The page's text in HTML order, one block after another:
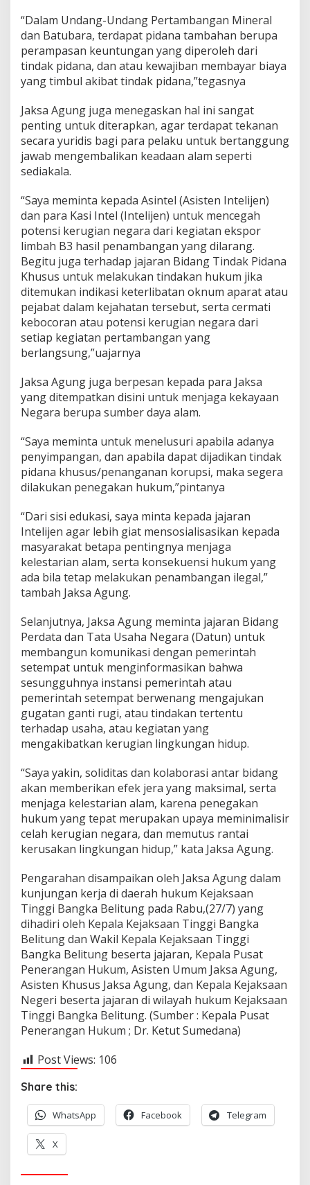
i
n
i
n
g
“Dalam Undang-Undang Pertambangan Mineral
dan Batubara, terdapat pidana tambahan berupa
perampasan keuntungan yang diperoleh dari
tindak pidana, dan atau kewajiban membayar biaya
yang timbul akibat tindak pidana,”tegasnya
Jaksa Agung juga menegaskan hal ini sangat
penting untuk diterapkan, agar terdapat tekanan
secara yuridis bagi para pelaku untuk bertanggung
jawab mengembalikan keadaan alam seperti
sediakala.
“Saya meminta kepada Asintel (Asisten Intelijen)
dan para Kasi Intel (Intelijen) untuk mencegah
potensi kerugian negara dari kegiatan ekspor
limbah B3 hasil penambangan yang dilarang.
Begitu juga terhadap jajaran Bidang Tindak Pidana
Khusus untuk melakukan tindakan hukum jika
ditemukan indikasi keterlibatan oknum aparat atau
pejabat dalam kejahatan tersebut, serta cermati
kebocoran atau potensi kerugian negara dari
setiap kegiatan pertambangan yang
berlangsung,”uajarnya
Jaksa Agung juga berpesan kepada para Jaksa
yang ditempatkan disini untuk menjaga kekayaan
Negara berupa sumber daya alam.
“Saya meminta untuk menelusuri apabila adanya
penyimpangan, dan apabila dapat dijadikan tindak
pidana khusus/penanganan korupsi, maka segera
dilakukan penegakan hukum,”pintanya
“Dari sisi edukasi, saya minta kepada jajaran
Intelijen agar lebih giat mensosialisasikan kepada
masyarakat betapa pentingnya menjaga
kelestarian alam, serta konsekuensi hukum yang
ada bila tetap melakukan penambangan ilegal,”
tambah Jaksa Agung.
Selanjutnya, Jaksa Agung meminta jajaran Bidang
Perdata dan Tata Usaha Negara (Datun) untuk
membangun komunikasi dengan pemerintah
setempat untuk menginformasikan bahwa
sesungguhnya instansi pemerintah atau
pemerintah setempat berwenang mengajukan
gugatan ganti rugi, atau tindakan tertentu
terhadap usaha, atau kegiatan yang
mengakibatkan kerugian lingkungan hidup.
“Saya yakin, soliditas dan kolaborasi antar bidang
akan memberikan efek jera yang maksimal, serta
menjaga kelestarian alam, karena penegakan
hukum yang tepat merupakan upaya meminimalisir
celah kerugian negara, dan memutus rantai
kerusakan lingkungan hidup,” kata Jaksa Agung.
Pengarahan disampaikan oleh Jaksa Agung dalam
kunjungan kerja di daerah hukum Kejaksaan
Tinggi Bangka Belitung pada Rabu,(27/7) yang
dihadiri oleh Kepala Kejaksaan Tinggi Bangka
Belitung dan Wakil Kepala Kejaksaan Tinggi
Bangka Belitung beserta jajaran, Kepala Pusat
Penerangan Hukum, Asisten Umum Jaksa Agung,
Asisten Khusus Jaksa Agung, dan Kepala Kejaksaan
Negeri beserta jajaran di wilayah hukum Kejaksaan
Tinggi Bangka Belitung. (Sumber : Kepala Pusat
Penerangan Hukum ; Dr. Ketut Sumedana)
Post Views: 106
Share this:
WhatsApp Facebook Telegram
X